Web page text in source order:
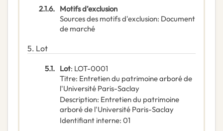
2.1.6. Motifs d’exclusion
Sources des motifs d'exclusion: Document
de marché
5. Lot
5.1. Lot: LOT-0001
Titre: Entretien du patrimoine arboré de
l'Université Paris-Saclay
Description: Entretien du patrimoine
arboré de l'Université Paris-Saclay
Identifiant interne: 01